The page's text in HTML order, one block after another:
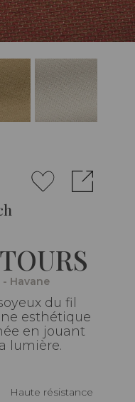
- Havane
du fil
esthétique
en jouant
lumière.
haute résistance